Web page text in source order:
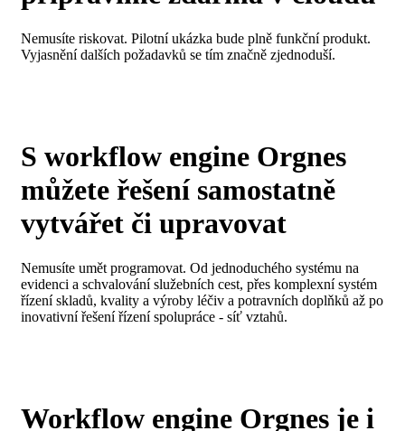
Nemusíte riskovat. Pilotní ukázka bude plně funkční produkt.
Vyjasnění dalších požadavků se tím značně zjednoduší.
S workflow engine Orgnes
můžete řešení samostatně
vytvářet či upravovat
Nemusíte umět programovat. Od jednoduchého systému na
evidenci a schvalování služebních cest, přes komplexní systém
řízení skladů, kvality a výroby léčiv a potravních doplňků až po
inovativní řešení řízení spolupráce - síť vztahů.
Workflow engine Orgnes je i